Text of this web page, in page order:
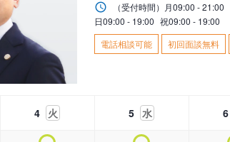
（受付時間） 月09:00 - 21:00
日09:00 - 19:00 祝09:00 - 19:00
電話相談可能
初回面談無料
4 火 5 水 6